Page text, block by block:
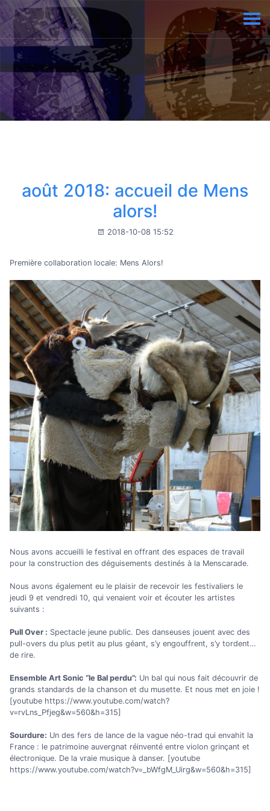
août 2018: accueil de Mens
alors!
2018-10-08 15:52
Première collaboration locale: Mens Alors!
Nous avons accueilli le festival en offrant des espaces de travail
pour la construction des déguisements destinés à la Menscarade.
Nous avons également eu le plaisir de recevoir les festivaliers le
jeudi 9 et vendredi 10, qui venaient voir et écouter les artistes
suivants :
Pull Over : Spectacle jeune public. Des danseuses jouent avec des
pull-overs du plus petit au plus géant, s’y engouffrent, s’y tordent…
de rire.
Ensemble Art Sonic “le Bal perdu”: Un bal qui nous fait découvrir de
grands standards de la chanson et du musette. Et nous met en joie !
[youtube https://www.youtube.com/watch?
v=rvLns_Pfjeg&w=560&h=315]
Sourdure: Un des fers de lance de la vague néo-trad qui envahit la
France : le patrimoine auvergnat réinventé entre violon grinçant et
électronique. De la vraie musique à danser. [youtube
https://www.youtube.com/watch?v=_bWfgM_Uirg&w=560&h=315]